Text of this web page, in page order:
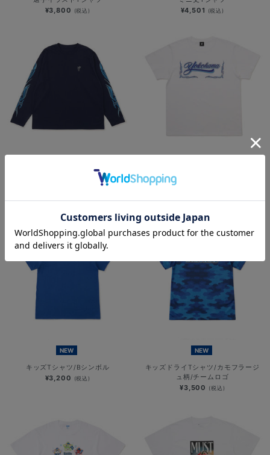
¥3,800 (税込) ¥4,501 (税込)
YOKOHAMA STAR☆NIGHT 2026/
¥6,701(税込)
横浜DeNAベイスターズ
¥5,000(税込)
NEW
キッズTシャツ/Bシンボル
¥3,200 (税込)
NEW
キッズドライTシャツ/カモフラージ
ュ柄/チームロゴ
¥3,500 (税込)